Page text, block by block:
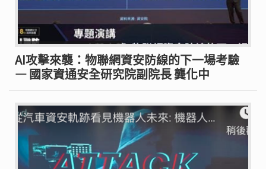
AI攻擊來襲：物聯網資安防線的下一場考驗
— 國家資通安全研究院副院長 龔化中